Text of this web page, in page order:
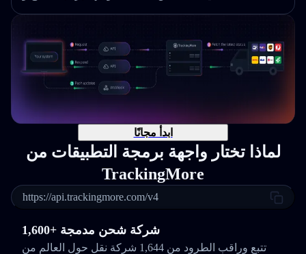
ابدأ مجانًا
لماذا تختار واجهة برمجة التطبيقات من
TrackingMore
https://api.trackingmore.com/v4
1,600+ شركة شحن مدمجة
تتبع وراقب الطرود من 1,644 شركة نقل حول العالم من